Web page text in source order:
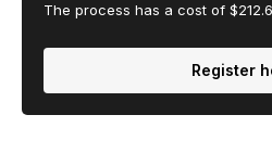
The process has a cost of
Register